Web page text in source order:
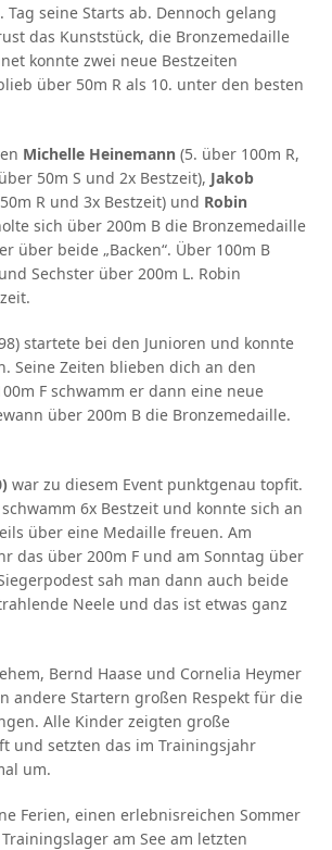
seine Starts ab. Dennoch gelang
das Kunststück, die Bronzemedaille
konnte zwei neue Bestzeiten
über 50m R als 10. unter den besten
Michelle Heinemann (5. über 100m R,
50m S und 2x Bestzeit), Jakob
R und 3x Bestzeit) und Robin
sich über 200m B die Bronzemedaille
über beide „Backen“. Über 100m B
Sechster über 200m L. Robin
startete bei den Junioren und konnte
Seine Zeiten blieben dich an den
F schwamm er dann eine neue
über 200m B die Bronzemedaille.
war zu diesem Event punktgenau topfit.
6x Bestzeit und konnte sich an
über eine Medaille freuen. Am
das über 200m F und am Sonntag über
sah man dann auch beide
Neele und das ist etwas ganz
Bernd Haase und Cornelia Heymer
andere Startern großen Respekt für die
Alle Kinder zeigten große
und setzten das im Trainingsjahr
um.
Ferien, einen erlebnisreichen Sommer
am See am letzten